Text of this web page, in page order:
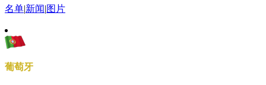
名单|新闻|图片
葡萄牙